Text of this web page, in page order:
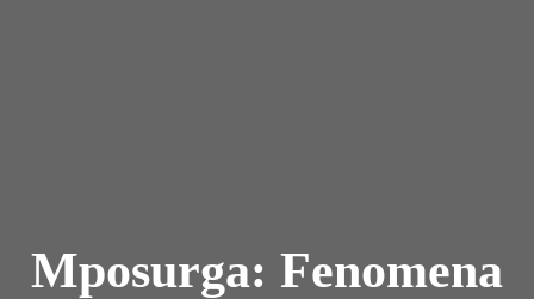
Mposurga: Fenomena